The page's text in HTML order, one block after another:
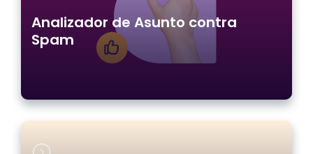
Analizador de Asunto contra
Spam